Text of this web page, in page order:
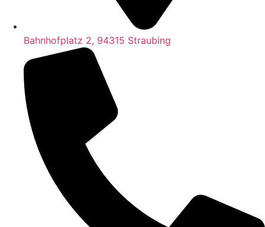
Bahnhofplatz 2, 94315 Straubing